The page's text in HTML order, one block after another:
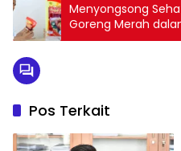
Menyongsong
Goreng Merah
Pemerintah
Pos Terkait